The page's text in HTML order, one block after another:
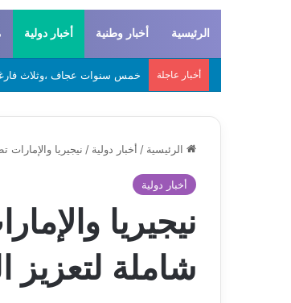
الرئيسية أخبار وطنية أخبار دولية
أخبار عاجلة لحراطين والبيظان… الهوية
الرئيسية / أخبار دولية / نيجيريا والإمارات
أخبار دولية
نيجيريا
شاملة لتعزيز